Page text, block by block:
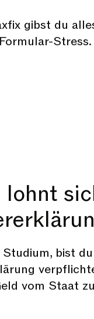
gibst du
Stress.
lohnt
bist
vom Staat